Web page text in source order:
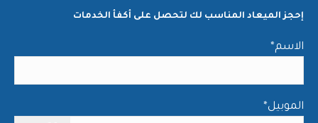
إحجز الميعاد المناسب لك لتحصل على أكفأ الخدمات
*الاسم
*الموبيل